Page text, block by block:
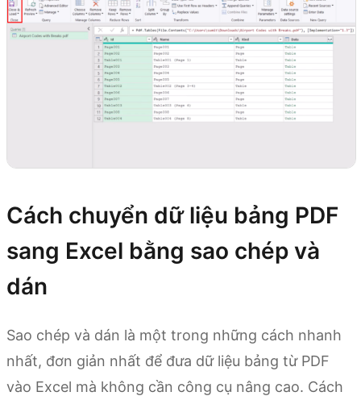
Cách chuyển dữ liệu bảng PDF
sang Excel bằng sao chép và
dán
Sao chép và dán là một trong những cách nhanh
nhất, đơn giản nhất để đưa dữ liệu bảng từ PDF
vào Excel mà không cần công cụ nâng cao. Cách